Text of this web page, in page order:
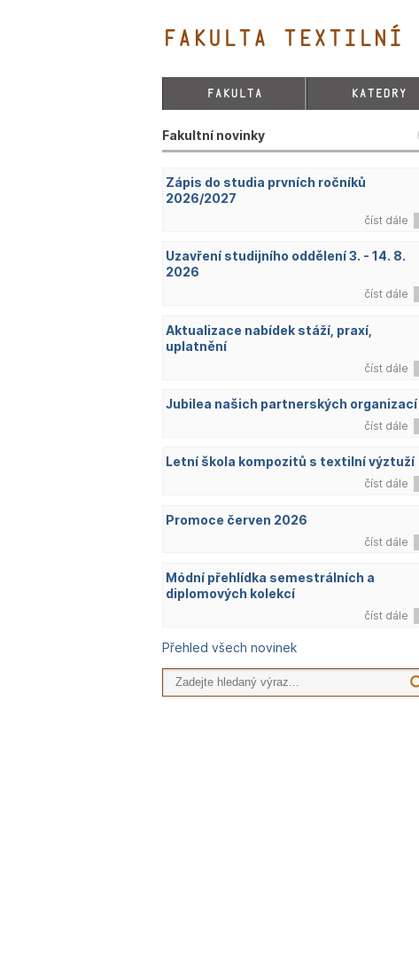
FAKULTA TEXTILNÍ
FAKULTA KATEDRY
Fakultní novinky
Zápis do studia prvních ročníků
2026/2027
číst dále
Uzavření studijního oddělení 3. - 14. 8.
2026
číst dále
Aktualizace nabídek stáží, praxí,
uplatnění
číst dále
Jubilea našich partnerských organizací
číst dále
Letní škola kompozitů s textilní výztuží
číst dále
Promoce červen 2026
číst dále
Módní přehlídka semestrálních a
diplomových kolekcí
číst dále
Přehled všech novinek